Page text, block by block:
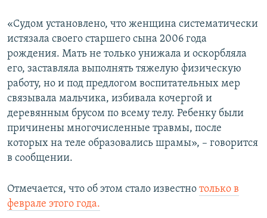
«Судом установлено, что женщина систематически
истязала своего старшего сына 2006 года
рождения. Мать не только унижала и оскорбляла
его, заставляла выполнять тяжелую физическую
работу, но и под предлогом воспитательных мер
связывала мальчика, избивала кочергой и
деревянным брусом по всему телу. Ребенку были
причинены многочисленные травмы, после
которых на теле образовались шрамы», – говорится
в сообщении.
Отмечается, что об этом стало известно только в
феврале этого года.